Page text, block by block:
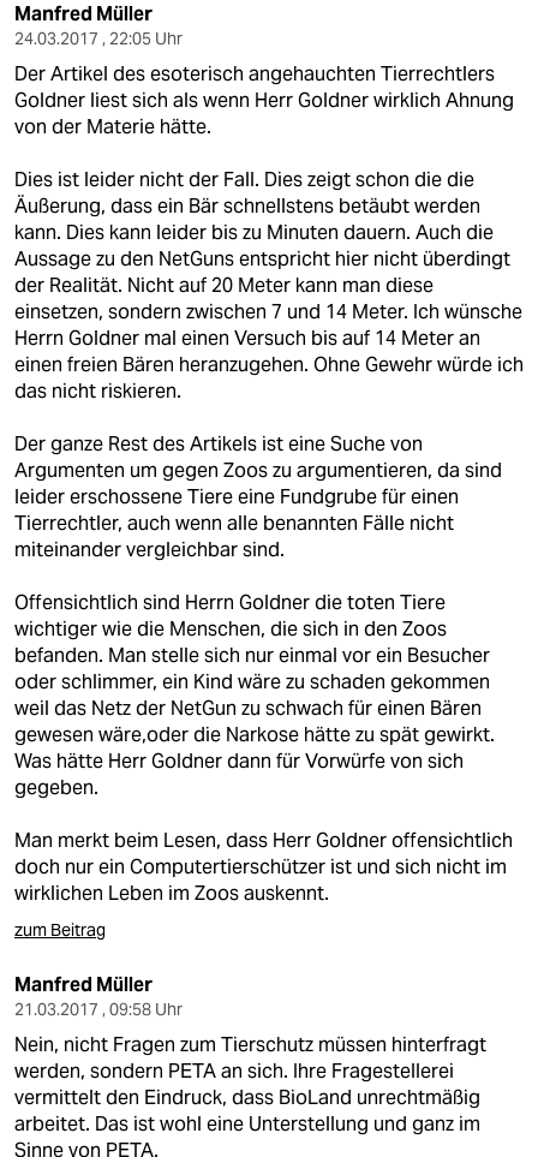
Manfred Müller
24.03.2017 , 22:05 Uhr
Der Artikel des esoterisch angehauchten Tierrechtlers
Goldner liest sich als wenn Herr Goldner wirklich Ahnung
von der Materie hätte.
Dies ist leider nicht der Fall. Dies zeigt schon die die
Äußerung, dass ein Bär schnellstens betäubt werden
kann. Dies kann leider bis zu Minuten dauern. Auch die
Aussage zu den NetGuns entspricht hier nicht überdingt
der Realität. Nicht auf 20 Meter kann man diese
einsetzen, sondern zwischen 7 und 14 Meter. Ich wünsche
Herrn Goldner mal einen Versuch bis auf 14 Meter an
einen freien Bären heranzugehen. Ohne Gewehr würde ich
das nicht riskieren.
Der ganze Rest des Artikels ist eine Suche von
Argumenten um gegen Zoos zu argumentieren, da sind
leider erschossene Tiere eine Fundgrube für einen
Tierrechtler, auch wenn alle benannten Fälle nicht
miteinander vergleichbar sind.
Offensichtlich sind Herrn Goldner die toten Tiere
wichtiger wie die Menschen, die sich in den Zoos
befanden. Man stelle sich nur einmal vor ein Besucher
oder schlimmer, ein Kind wäre zu schaden gekommen
weil das Netz der NetGun zu schwach für einen Bären
gewesen wäre,oder die Narkose hätte zu spät gewirkt.
Was hätte Herr Goldner dann für Vorwürfe von sich
gegeben.
Man merkt beim Lesen, dass Herr Goldner offensichtlich
doch nur ein Computertierschützer ist und sich nicht im
wirklichen Leben im Zoos auskennt.
zum Beitrag
Manfred Müller
21.03.2017 , 09:58 Uhr
Nein, nicht Fragen zum Tierschutz müssen hinterfragt
werden, sondern PETA an sich. Ihre Fragestellerei
vermittelt den Eindruck, dass BioLand unrechtmäßig
arbeitet. Das ist wohl eine Unterstellung und ganz im
Sinne von PETA.